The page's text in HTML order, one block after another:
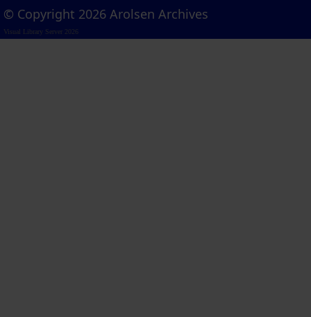
© Copyright 2026 Arolsen Archives
Visual Library Server 2026